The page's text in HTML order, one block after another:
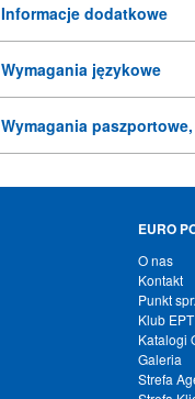
Informacje dodatkowe
Wymagania językowe
Wymagania
EURO
O nas
Kontakt
Punkt
Klub EPT
Katalogi
Galeria
Strefa